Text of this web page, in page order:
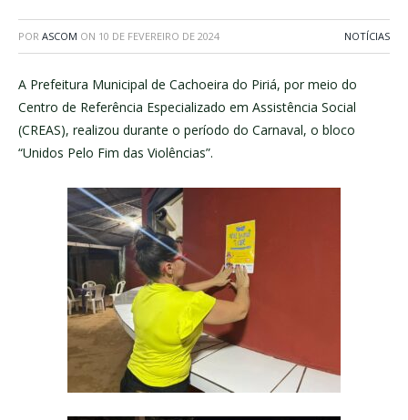
POR ASCOM ON 10 DE FEVEREIRO DE 2024 NOTÍCIAS
A Prefeitura Municipal de Cachoeira do Piriá, por meio do
Centro de Referência Especializado em Assistência Social
(CREAS), realizou durante o período do Carnaval, o bloco
“Unidos Pelo Fim das Violências”.